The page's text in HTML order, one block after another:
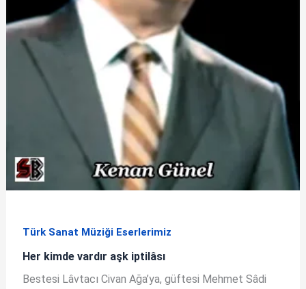
Türk Sanat Müziği Eserlerimiz
Her kimde vardır aşk iptilâsı
Bestesi Lâvtacı Civan Ağa’ya, güftesi Mehmet Sâdi